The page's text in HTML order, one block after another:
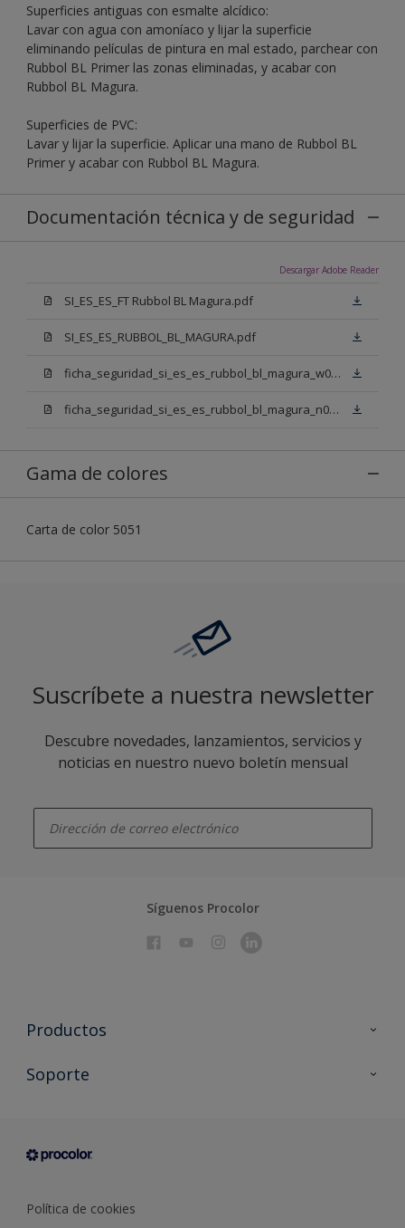
Superficies antiguas con esmalte alcídico:
Lavar con agua con amoníaco y lijar la superficie
eliminando películas de pintura en mal estado, parchear con
Rubbol BL Primer las zonas eliminadas, y acabar con
Rubbol BL Magura.
Superficies de PVC:
Lavar y lijar la superficie. Aplicar una mano de Rubbol BL
Primer y acabar con Rubbol BL Magura.
Documentación técnica y de seguridad
Descargar Adobe Reader
SI_ES_ES_FT Rubbol BL Magura.pdf
SI_ES_ES_RUBBOL_BL_MAGURA.pdf
ficha_seguridad_si_es_es_rubbol_bl_magura_w05.pdf
ficha_seguridad_si_es_es_rubbol_bl_magura_n00.pdf
Gama de colores
Carta de color 5051
Suscríbete a nuestra newsletter
Descubre novedades, lanzamientos, servicios y
noticias en nuestro nuevo boletín mensual
Síguenos Procolor
Productos
Todos los productos
Condiciones generales de venta
Soporte
Sobre Procolor
Política de cookies